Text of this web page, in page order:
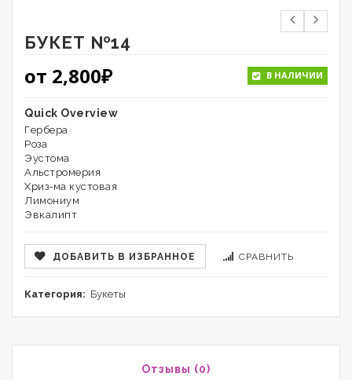
БУКЕТ №14
от 2,800₽ В НАЛИЧИИ
Quick Overview
Гербера
Роза
Эустома
Альстромерия
Хриз-ма кустовая
Лимониум
Эвкалипт
ДОБАВИТЬ В ИЗБРАННОЕ СРАВНИТЬ
Категория: Букеты
Отзывы (0)